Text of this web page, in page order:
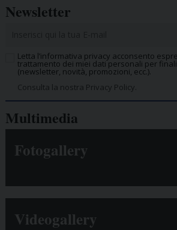
Newsletter
Letta l’informativa privacy acconsento
trattamento dei miei dati personali per
(newsletter, novità, promozioni, ecc.).
Consulta la nostra Privacy Policy.
Multimedia
Fotogallery
Videogallery